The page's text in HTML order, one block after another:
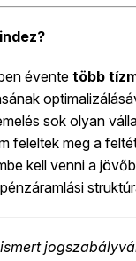
évente több
sok olyan
feleltek meg a
kell venni a